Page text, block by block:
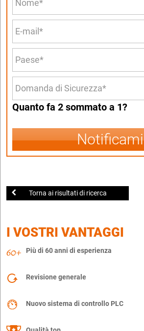
Quanto fa 2 sommato a 1?
Notificami
Torna ai risultati di ricerca
I VOSTRI VANTAGGI
Più di 60 anni di esperienza
Revisione generale
Nuovo sistema di controllo PLC